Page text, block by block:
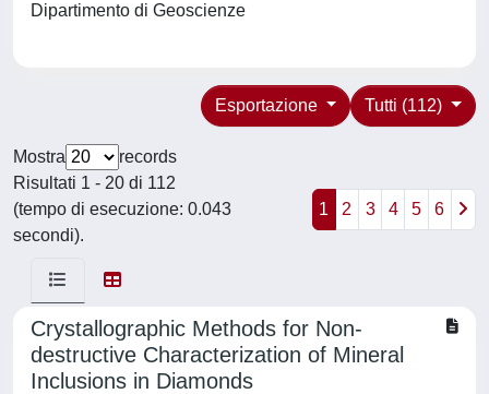
Dipartimento di Geoscienze
Tutti (112)
Esportazione
Mostra
records
Risultati 1 - 20 di 112
(tempo di esecuzione: 0.043
secondi).
1 2 3 4 5 6
Crystallographic Methods for Non-
destructive Characterization of Mineral
Inclusions in Diamonds